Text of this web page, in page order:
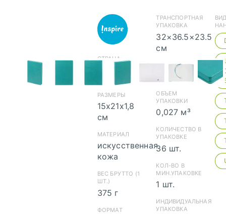
СТРАНА
РАЗМЕРЫ
15х21х1,8
см
МАТЕРИАЛ
искусственная
кожа
ВЕС БРУТТО (1
ШТ.)
375 г
ФОРМАТ
ТРАНСПОРТНАЯ
УПАКОВКА
32×36.5×23.5
см
ВЕС УПАКОВКИ
13,50 кг
ОБЪЕМ
УПАКОВКИ
0,027 м³
КОЛИЧЕСТВО В
УПАКОВКЕ
36 шт.
КОЛ-ВО В
МИН.УПАКОВКЕ
1 шт.
ИНДИВИДУАЛЬНАЯ
УПАКОВКА
скачать (pdf)
скачать
(pdf)